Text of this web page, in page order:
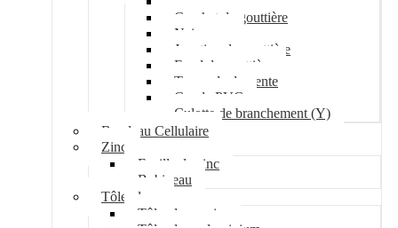
Crochet de gouttière
Naissance
Jonction de gouttière
Fond de gouttière
Tuyau de descente
Coude PVC
Culotte de branchement (Y)
Bandeau Cellulaire
Zinc
Feuille de zinc
Bobineau
Tôle plane
Tôle plane acier